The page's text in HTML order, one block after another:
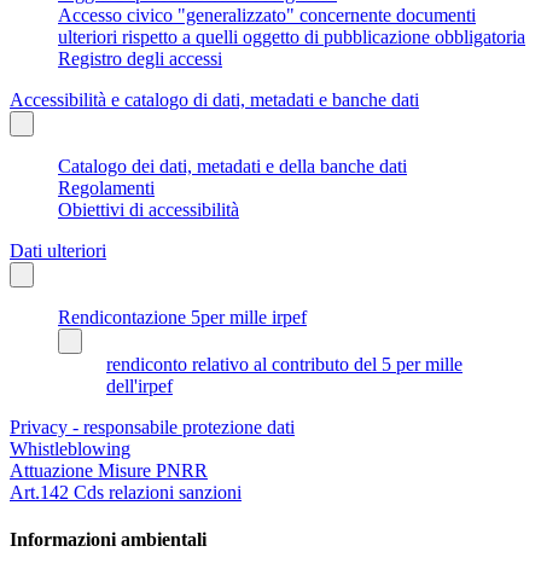
Accesso civico "generalizzato" concernente documenti
ulteriori rispetto a quelli oggetto di pubblicazione obbligatoria
Registro degli accessi
Accessibilità e catalogo di dati, metadati e banche dati
Catalogo dei dati, metadati e della banche dati
Regolamenti
Obiettivi di accessibilità
Dati ulteriori
Rendicontazione 5per mille irpef
rendiconto relativo al contributo del 5 per mille
dell'irpef
Privacy - responsabile protezione dati
Whistleblowing
Attuazione Misure PNRR
Art.142 Cds relazioni sanzioni
Informazioni ambientali